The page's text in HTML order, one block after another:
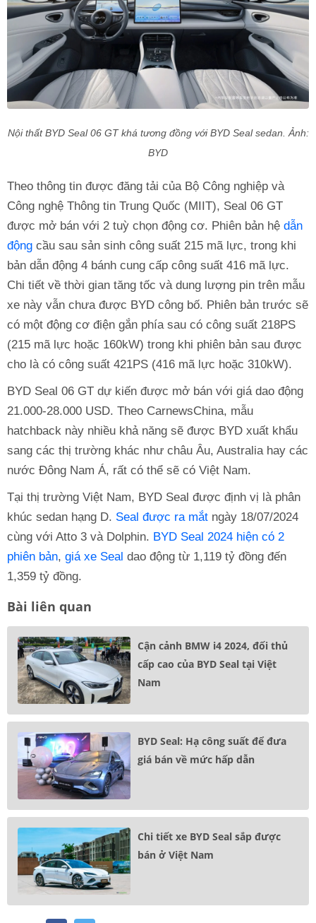
Nội thất BYD Seal 06 GT khá tương đồng với BYD Seal sedan. Ảnh:
BYD
Theo thông tin được đăng tải của Bộ Công nghiệp và
Công nghệ Thông tin Trung Quốc (MIIT), Seal 06 GT
được mở bán với 2 tuỳ chọn động cơ. Phiên bản hệ dẫn
động cầu sau sản sinh công suất 215 mã lực, trong khi
bản dẫn động 4 bánh cung cấp công suất 416 mã lực.
Chi tiết về thời gian tăng tốc và dung lượng pin trên mẫu
xe này vẫn chưa được BYD công bố. Phiên bản trước sẽ
có một động cơ điện gắn phía sau có công suất 218PS
(215 mã lực hoặc 160kW) trong khi phiên bản sau được
cho là có công suất 421PS (416 mã lực hoặc 310kW).
BYD Seal 06 GT dự kiến được mở bán với giá dao động
21.000-28.000 USD. Theo CarnewsChina, mẫu
hatchback này nhiều khả năng sẽ được BYD xuất khẩu
sang các thị trường khác như châu Âu, Australia hay các
nước Đông Nam Á, rất có thể sẽ có Việt Nam.
Tại thị trường Việt Nam, BYD Seal được định vị là phân
khúc sedan hạng D. Seal được ra mắt ngày 18/07/2024
cùng với Atto 3 và Dolphin. BYD Seal 2024 hiện có 2
phiên bản, giá xe Seal dao động từ 1,119 tỷ đồng đến
1,359 tỷ đồng.
Bài liên quan
Cận cảnh BMW i4 2024, đối thủ
cấp cao của BYD Seal tại Việt
Nam
BYD Seal: Hạ công suất để đưa
giá bán về mức hấp dẫn
Chi tiết xe BYD Seal sắp được
bán ở Việt Nam